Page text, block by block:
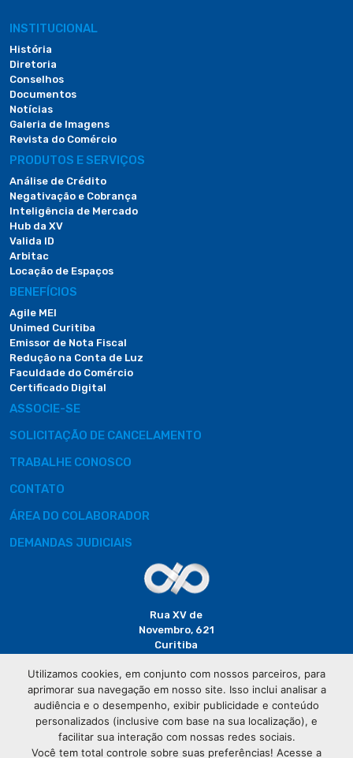
INSTITUCIONAL
História
Diretoria
Conselhos
Documentos
Notícias
Galeria de Imagens
Revista do Comércio
PRODUTOS E SERVIÇOS
Análise de Crédito
Negativação e Cobrança
Inteligência de Mercado
Hub da XV
Valida ID
Arbitac
Locação de Espaços
BENEFÍCIOS
Agile MEI
Unimed Curitiba
Emissor de Nota Fiscal
Redução na Conta de Luz
Faculdade do Comércio
Certificado Digital
ASSOCIE-SE
SOLICITAÇÃO DE CANCELAMENTO
TRABALHE CONOSCO
CONTATO
ÁREA DO COLABORADOR
DEMANDAS JUDICIAIS
Rua XV de
Novembro, 621
Curitiba
(41) 3320-
2929
Utilizamos cookies, em conjunto com nossos parceiros, para
aprimorar sua navegação em nosso site. Isso inclui analisar a
audiência e o desempenho, exibir publicidade e conteúdo
personalizados (inclusive com base na sua localização), e
facilitar sua interação com nossas redes sociais.
Você tem total controle sobre suas preferências! Acesse a